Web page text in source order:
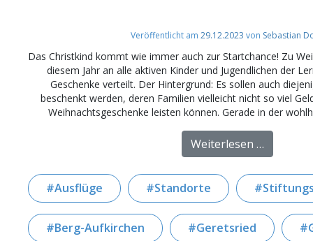
Veröffentlicht am 29.12.2023 von Sebastian
Das Christkind kommt wie immer auch zur Startchance! Zu
diesem Jahr an alle aktiven Kinder und Jugendlichen der
Geschenke verteilt. Der Hintergrund: Es sollen auch
beschenkt werden, deren Familien vielleicht nicht so viel
Weihnachtsgeschenke leisten können. Gerade in der
Weiterlesen …from
Ausflüge Standorte
Berg-Aufkirchen Geretsried